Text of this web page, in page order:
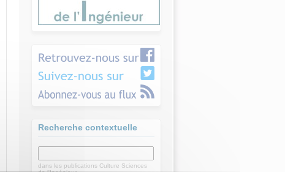
Recherche contextuelle
dans les publications Culture Sciences